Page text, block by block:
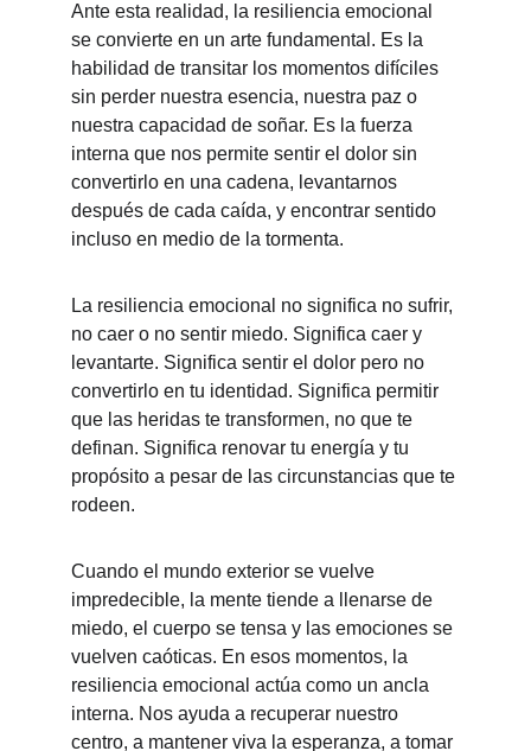
Ante esta realidad, la resiliencia emocional
se convierte en un arte fundamental. Es la
habilidad de transitar los momentos difíciles
sin perder nuestra esencia, nuestra paz o
nuestra capacidad de soñar. Es la fuerza
interna que nos permite sentir el dolor sin
convertirlo en una cadena, levantarnos
después de cada caída, y encontrar sentido
incluso en medio de la tormenta.
La resiliencia emocional no significa no sufrir,
no caer o no sentir miedo. Significa caer y
levantarte. Significa sentir el dolor pero no
convertirlo en tu identidad. Significa permitir
que las heridas te transformen, no que te
definan. Significa renovar tu energía y tu
propósito a pesar de las circunstancias que te
rodeen.
Cuando el mundo exterior se vuelve
impredecible, la mente tiende a llenarse de
miedo, el cuerpo se tensa y las emociones se
vuelven caóticas. En esos momentos, la
resiliencia emocional actúa como un ancla
interna. Nos ayuda a recuperar nuestro
centro, a mantener viva la esperanza, a tomar